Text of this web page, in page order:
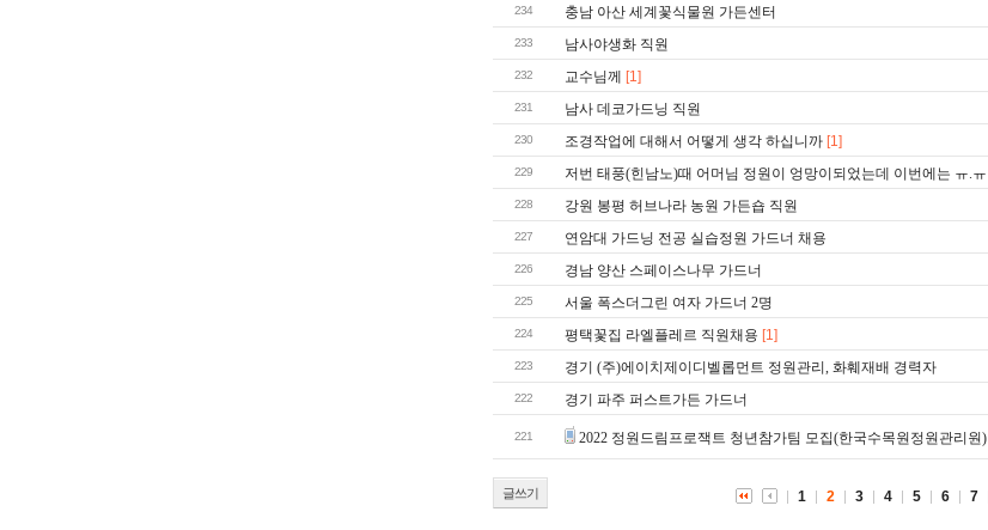
234 충남 아산 세계꽃식물원 가든센터
233 남사야생화 직원
232 교수님께 [1]
231 남사 데코가드닝 직원
230 조경작업에 대해서 어떻게 생각 하십니까 [1]
229 저번 태풍(힌남노)때 어머님 정원이 엉망이되었는데 이번에는 ㅠ.ㅠ
228 강원 봉평 허브나라 농원 가든숍 직원
227 연암대 가드닝 전공 실습정원 가드너 채용
226 경남 양산 스페이스나무 가드너
225 서울 폭스더그린 여자 가드너 2명
224 평택꽃집 라엘플레르 직원채용 [1]
223 경기 (주)에이치제이디벨롭먼트 정원관리, 화훼재배 경력자
222 경기 파주 퍼스트가든 가드너
221 2022 정원드림프로잭트 청년참가팀 모집(한국수목원정원관리원)
글쓰기 1 2 3 4 5 6 7